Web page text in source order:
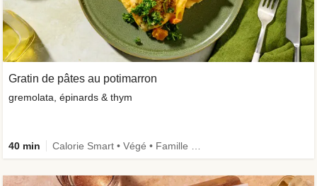
Gratin de pâtes au potimarron
gremolata, épinards & thym
40 min